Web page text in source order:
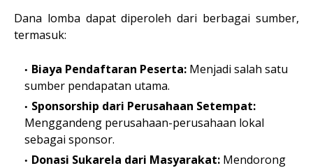
Dana lomba dapat diperoleh dari berbagai sumber,
termasuk:
Biaya Pendaftaran Peserta: Menjadi salah satu
sumber pendapatan utama.
Sponsorship dari Perusahaan Setempat:
Menggandeng perusahaan-perusahaan lokal
sebagai sponsor.
Donasi Sukarela dari Masyarakat: Mendorong